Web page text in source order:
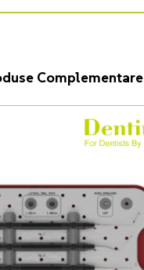
Complementare